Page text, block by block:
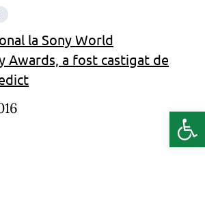
la Sony World
Awards, a fost castigat de